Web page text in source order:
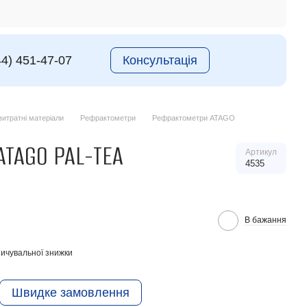
451-47-07 Консультація
матеріали Рефрактометри Рефрактометри ATAGO
PAL-TEA Артикул
4535
В бажання
знижки
Швидке замовлення